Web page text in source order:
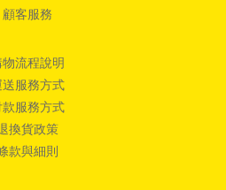
顧客服務
流程說明
送服務方式
款服務方式
換貨政策
款與細則